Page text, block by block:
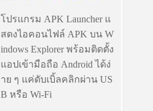
โปรแกรม APK Launcher แ
สดงไอคอนไฟล์ APK บน W
indows Explorer พร้อมติดตั้ง
แอปเข้ามือถือ Android ได้ง่
าย ๆ แค่ดับเบิ้ลคลิกผ่าน US
B หรือ Wi-Fi